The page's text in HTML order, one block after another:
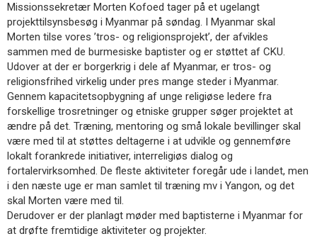
3.0:
Kalender
4.0:
Inspiration
5.0:
Værktøjskassen
6.0:
Mission
7.0:
Om
BaptistKirken
8.0:
Kontakt
Forside
10.0:
Nyheder
11.0:
Kalender
12.0:
Inspiration
Værktøjskassen
14.0:
Mission
15.0:
Om
BaptistKirken
16.0:
Missionssekretær Morten Kofoed tager på et ugelangt
projekttilsynsbesøg i Myanmar på søndag. I Myanmar skal
Morten tilse vores ’tros- og religionsprojekt’, der afvikles
sammen med de burmesiske baptister og er støttet af CKU.
Udover at der er borgerkrig i dele af Myanmar, er tros- og
religionsfrihed virkelig under pres mange steder i Myanmar.
Gennem kapacitetsopbygning af unge religiøse ledere fra
forskellige trosretninger og etniske grupper søger projektet at
ændre på det. Træning, mentoring og små lokale bevillinger skal
være med til at støttes deltagerne i at udvikle og gennemføre
lokalt forankrede initiativer, interreligiøs dialog og
fortalervirksomhed. De fleste aktiviteter foregår ude i landet, men
i den næste uge er man samlet til træning mv i Yangon, og det
skal Morten være med til.
Derudover er der planlagt møder med baptisterne i Myanmar for
at drøfte fremtidige aktiviteter og projekter.